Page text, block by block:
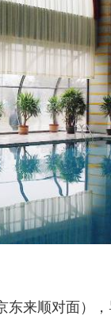
东来顺对面）